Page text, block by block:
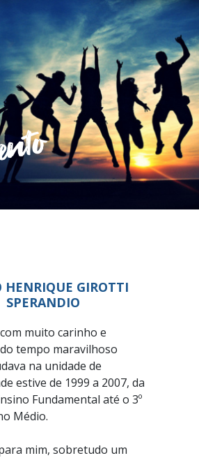
HENRIQUE GIROTTI
SPERANDIO
muito carinho e
tempo maravilhoso
na unidade de
estive de 1999 a 2007, da
Fundamental até o 3º
Médio.
mim, sobretudo um